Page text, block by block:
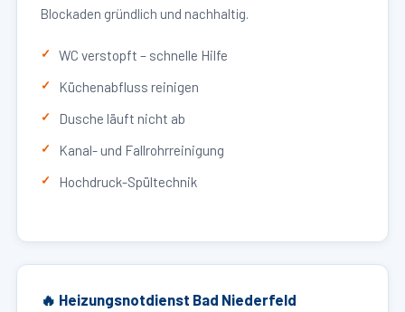
Blockaden gründlich und nachhaltig.
WC verstopft – schnelle Hilfe
Küchenabfluss reinigen
Dusche läuft nicht ab
Kanal- und Fallrohrreinigung
Hochdruck-Spültechnik
🔥 Heizungsnotdienst Bad Niederfeld